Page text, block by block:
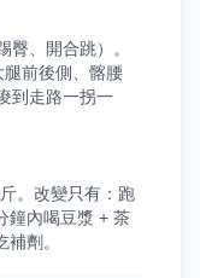
、開合跳）。
前後側、髂腰
到走路一拐一
。改變只有：跑
鐘內喝豆漿 + 茶
劑。